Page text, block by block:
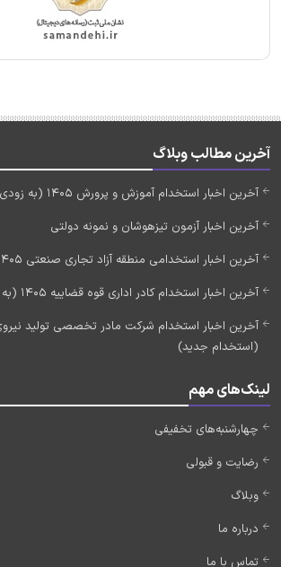
آخرین مطالب وبلاگ
آخرین اخبار استخدام آموزش و پرورش 1405 (به زودی)
آخرین اخبار آزمون تیزهوشان و نمونه دولتی
آخرین اخبار استخدامی منطقه آزاد تجاری صنعتی 1405
آخرین اخبار استخدام کادر اداری قوه قضاییه 1405 (به زودی)
(استخدام جدید)
لینک‌های مهم
چهارشنبه‌های تخفیفی
رضایت و قبولی
وبلاگ
درباره ما
تماس با ما